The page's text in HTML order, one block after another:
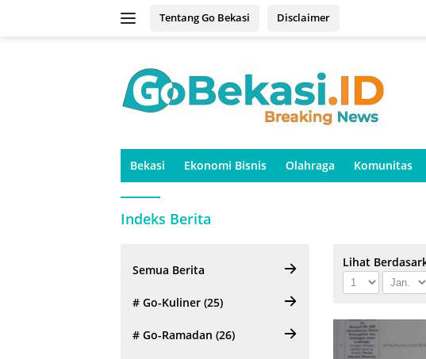
Tentang Go Bekasi Disclaimer
Bekasi Ekonomi Bisnis Olahraga Komunitas
Indeks Berita
Semua Berita
# Go-Kuliner (25)
# Go-Ramadan (26)
Lihat